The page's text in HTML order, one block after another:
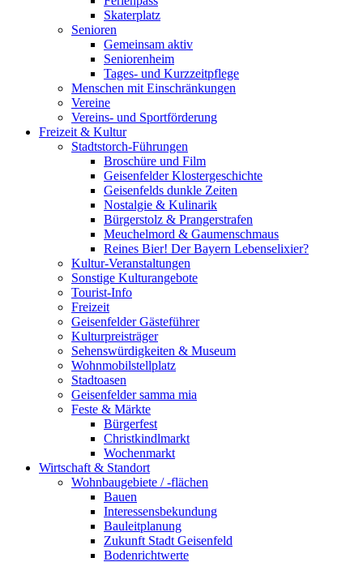
Skaterplatz
Senioren
Gemeinsam aktiv
Seniorenheim
Tages- und Kurzzeitpflege
Menschen mit Einschränkungen
Vereine
Vereins- und Sportförderung
Freizeit & Kultur
Stadtstorch-Führungen
Broschüre und Film
Geisenfelder Klostergeschichte
Geisenfelds dunkle Zeiten
Nostalgie & Kulinarik
Bürgerstolz & Prangerstrafen
Meuchelmord & Gaumenschmaus
Reines Bier! Der Bayern Lebenselixier?
Kultur-Veranstaltungen
Sonstige Kulturangebote
Tourist-Info
Freizeit
Geisenfelder Gästeführer
Kulturpreisträger
Sehenswürdigkeiten & Museum
Wohnmobilstellplatz
Stadtoasen
Geisenfelder samma mia
Feste & Märkte
Bürgerfest
Christkindlmarkt
Wochenmarkt
Wirtschaft & Standort
Wohnbaugebiete / -flächen
Bauen
Interessensbekundung
Bauleitplanung
Zukunft Stadt Geisenfeld
Bodenrichtwerte